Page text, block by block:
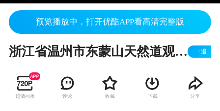
预览播放中，打开优酷APP看高清完整版
浙江省温州市东蒙山天然道观文化节音乐会 +追
超清画质 评论 收藏 下载 分享